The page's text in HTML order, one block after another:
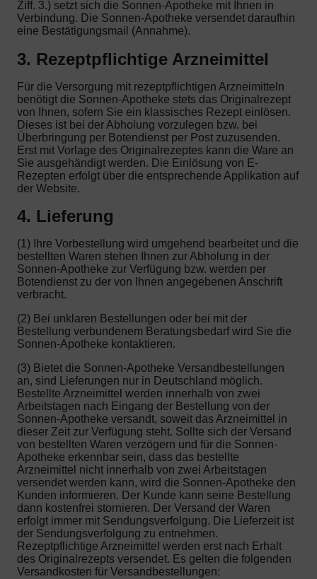
Ziff. 3.) setzt sich die Sonnen-Apotheke mit Ihnen in
Verbindung. Die Sonnen-Apotheke versendet daraufhin
eine Bestätigungsmail (Annahme).
3. Rezeptpflichtige Arzneimittel
Für die Versorgung mit rezeptpflichtigen Arzneimitteln
benötigt die Sonnen-Apotheke stets das Originalrezept
von Ihnen, sofern Sie ein klassisches Rezept einlösen.
Dieses ist bei der Abholung vorzulegen bzw. bei
Überbringung per Botendienst per Post zuzusenden.
Erst mit Vorlage des Originalrezeptes kann die Ware an
Sie ausgehändigt werden. Die Einlösung von E-
Rezepten erfolgt über die entsprechende Applikation auf
der Website.
4. Lieferung
(1) Ihre Vorbestellung wird umgehend bearbeitet und die
bestellten Waren stehen Ihnen zur Abholung in der
Sonnen-Apotheke zur Verfügung bzw. werden per
Botendienst zu der von Ihnen angegebenen Anschrift
verbracht.
(2) Bei unklaren Bestellungen oder bei mit der
Bestellung verbundenem Beratungsbedarf wird Sie die
Sonnen-Apotheke kontaktieren.
(3) Bietet die Sonnen-Apotheke Versandbestellungen
an, sind Lieferungen nur in Deutschland möglich.
Bestellte Arzneimittel werden innerhalb von zwei
Arbeitstagen nach Eingang der Bestellung von der
Sonnen-Apotheke versandt, soweit das Arzneimittel in
dieser Zeit zur Verfügung steht. Sollte sich der Versand
von bestellten Waren verzögern und für die Sonnen-
Apotheke erkennbar sein, dass das bestellte
Arzneimittel nicht innerhalb von zwei Arbeitstagen
versendet werden kann, wird die Sonnen-Apotheke den
Kunden informieren. Der Kunde kann seine Bestellung
dann kostenfrei stornieren. Der Versand der Waren
erfolgt immer mit Sendungsverfolgung. Die Lieferzeit ist
der Sendungsverfolgung zu entnehmen.
Rezeptpflichtige Arzneimittel werden erst nach Erhalt
des Originalrezepts versendet. Es gelten die folgenden
Versandkosten für Versandbestellungen: